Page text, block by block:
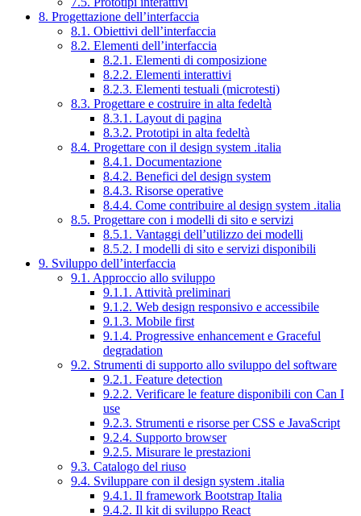
8. Progettazione dell’interfaccia
8.1. Obiettivi dell’interfaccia
8.2. Elementi dell’interfaccia
8.2.1. Elementi di composizione
8.2.2. Elementi interattivi
8.2.3. Elementi testuali (microtesti)
8.3. Progettare e costruire in alta fedeltà
8.3.1. Layout di pagina
8.3.2. Prototipi in alta fedeltà
8.4. Progettare con il design system .italia
8.4.1. Documentazione
8.4.2. Benefici del design system
8.4.3. Risorse operative
8.4.4. Come contribuire al design system .italia
8.5. Progettare con i modelli di sito e servizi
8.5.1. Vantaggi dell’utilizzo dei modelli
8.5.2. I modelli di sito e servizi disponibili
9. Sviluppo dell’interfaccia
9.1. Approccio allo sviluppo
9.1.1. Attività preliminari
9.1.2. Web design responsivo e accessibile
9.1.3. Mobile first
9.1.4. Progressive enhancement e Graceful
degradation
9.2. Strumenti di supporto allo sviluppo del software
9.2.1. Feature detection
9.2.2. Verificare le feature disponibili con Can I
use
9.2.3. Strumenti e risorse per CSS e JavaScript
9.2.4. Supporto browser
9.2.5. Misurare le prestazioni
9.3. Catalogo del riuso
9.4. Sviluppare con il design system .italia
9.4.1. Il framework Bootstrap Italia
9.4.2. Il kit di sviluppo React